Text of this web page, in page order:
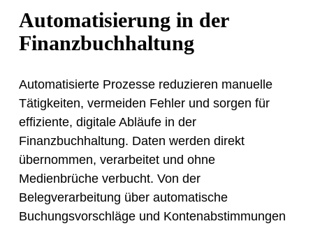
Automatisierung in der
Finanzbuchhaltung
Automatisierte Prozesse reduzieren manuelle
Tätigkeiten, vermeiden Fehler und sorgen für
effiziente, digitale Abläufe in der
Finanzbuchhaltung. Daten werden direkt
übernommen, verarbeitet und ohne
Medienbrüche verbucht. Von der
Belegverarbeitung über automatische
Buchungsvorschläge und Kontenabstimmungen